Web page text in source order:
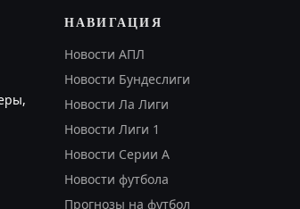
НАВИГАЦИЯ
Новости АПЛ
Новости Бундеслиги
Новости Ла Лиги
Новости Лиги 1
Новости Серии А
Новости футбола
Прогнозы на футбол